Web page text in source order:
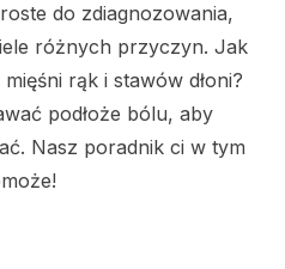
do zdiagnozowania,
różnych przyczyn. Jak
rąk i stawów dłoni?
podłoże bólu, aby
Nasz poradnik ci w tym